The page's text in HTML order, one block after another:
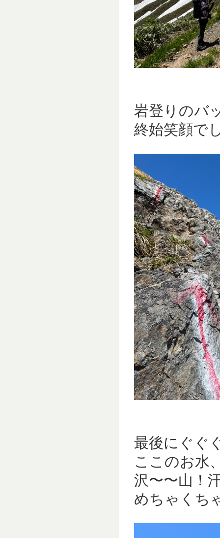
岩登りのバ
終始笑顔で
最後にぐぐ
ここのお水
沢〜〜山！
めちゃくち